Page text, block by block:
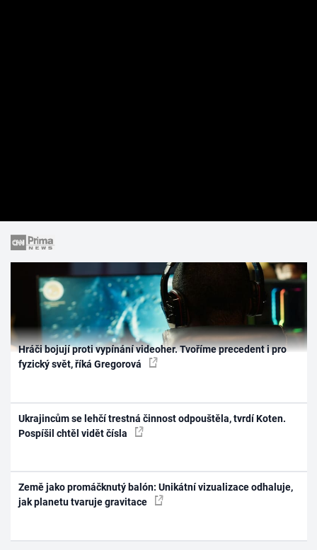
Hráči bojují proti vypínání videoher. Tvoříme precedent i pro
fyzický svět, říká Gregorová
Ukrajincům se lehčí trestná činnost odpouštěla, tvrdí Koten.
Pospíšil chtěl vidět čísla
Země jako promáčknutý balón: Unikátní vizualizace odhaluje,
jak planetu tvaruje gravitace